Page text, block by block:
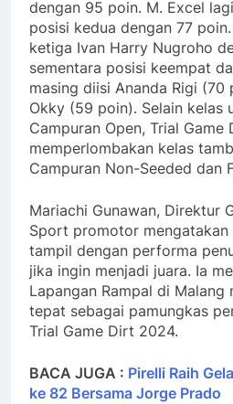
dengan 95 poin. M. Excel
posisi kedua dengan 77
ketiga Ivan Harry Nugroho
sementara posisi keempat
masing diisi Ananda Rigi (70
Okky (59 poin). Selain kelas
Campuran Open, Trial Game
memperlombakan kelas
Campuran Non-Seeded dan
Mariachi Gunawan, Direktur
Sport promotor
tampil dengan performa
jika ingin menjadi juara. Ia
Lapangan Rampal di Malang
tepat sebagai pamungkas
Trial Game Dirt 2024.
BACA JUGA : Pirelli Raih
ke 82 Bersama Jorge Prado